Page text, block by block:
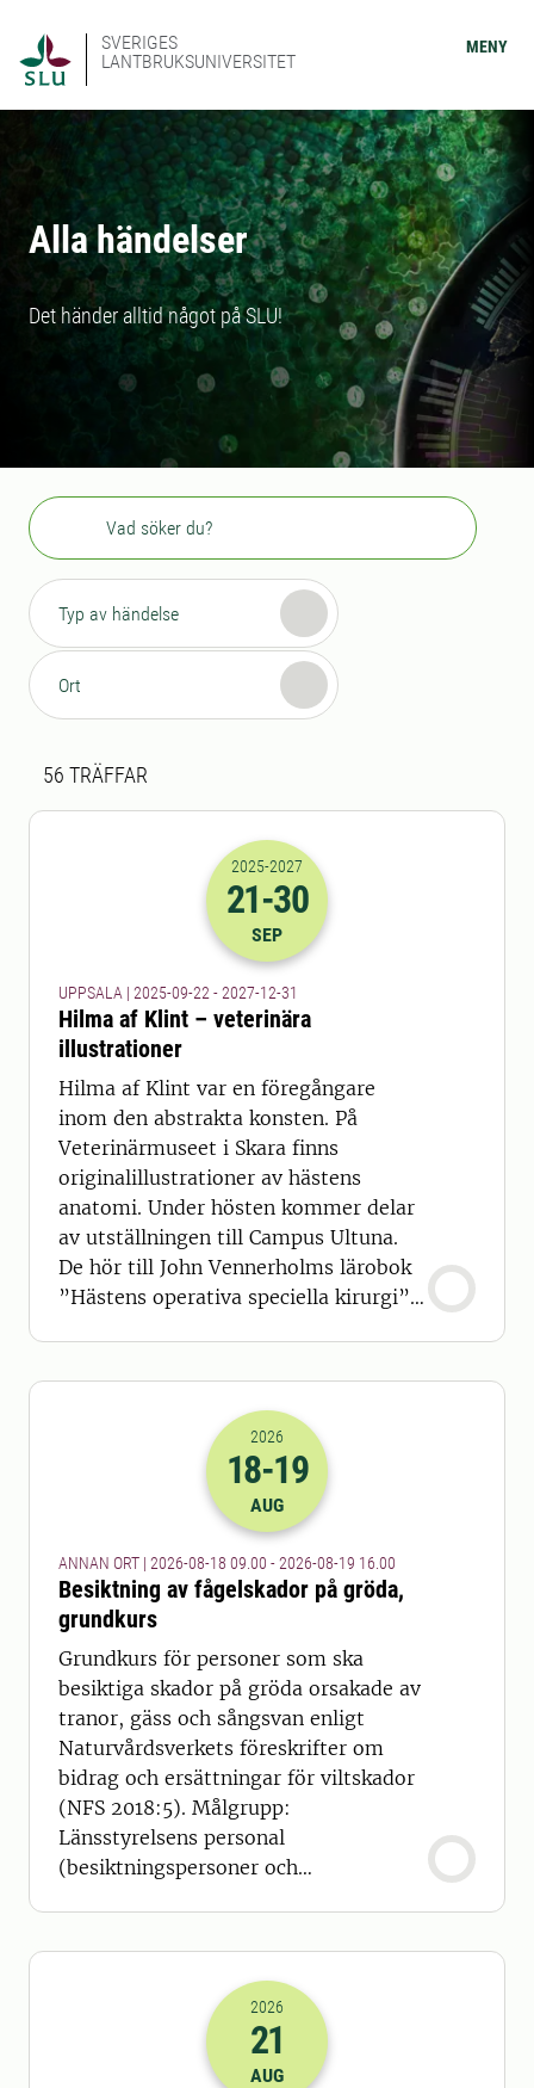
SVERIGES
LANTBRUKSUNIVERSITET
MENY
Alla händelser
Det händer alltid något på SLU!
Sök
Typ av händelse
Ort
Sökresultat
56 TRÄFFAR
2025-21-09 22:00
2025-2027
21-30
SEP
UPPSALA | 2025-09-22 - 2027-12-31
Hilma af Klint – veterinära
illustrationer
Hilma af Klint var en föregångare
inom den abstrakta konsten. På
Veterinärmuseet i Skara finns
originalillustrationer av hästens
anatomi. Under hösten kommer delar
av utställningen till Campus Ultuna.
De hör till John Vennerholms lärobok
”Hästens operativa speciella kirurgi”,
2026-18-08 07:00
2026
18-19
AUG
ANNAN ORT | 2026-08-18 09.00 - 2026-08-19 16.00
Besiktning av fågelskador på gröda,
grundkurs
Grundkurs för personer som ska
besiktiga skador på gröda orsakade av
tranor, gäss och sångsvan enligt
Naturvårdsverkets föreskrifter om
bidrag och ersättningar för viltskador
(NFS 2018:5). Målgrupp:
Länsstyrelsens personal
(besiktningspersoner och
2026-21-08 07:00
2026
21
AUG